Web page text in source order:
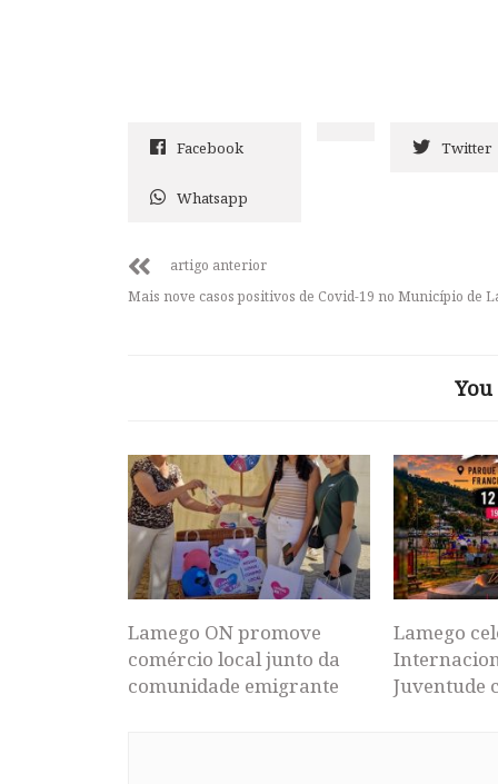
Facebook Twitter
Whatsapp
artigo anterior
Mais nove casos positivos de Covid-19 no Município de
Lamego ON promove
comércio local junto da
comunidade emigrante
Lamego
Juventude